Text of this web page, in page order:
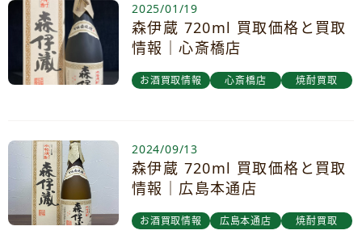
2025/01/19
森伊蔵 720ml 買取価格と買取
情報｜心斎橋店
お酒買取情報 心斎橋店 焼酎買取
2024/09/13
森伊蔵 720ml 買取価格と買取
情報｜広島本通店
お酒買取情報 広島本通店 焼酎買取